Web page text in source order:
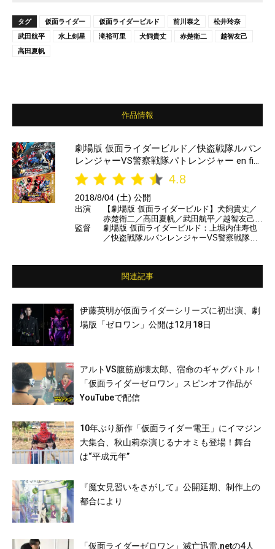
タグ 仮面ライダー 仮面ライダービルド 前川泰之
松井玲奈
武田航平
水上剣星 滝裕可里 犬飼貴丈 赤楚衛二
越智友己
高田夏帆
作品情報
劇場版 仮面ライダービルド／快盗戦隊ルパン
レンジャーVS警察戦隊パトレンジャー en fil
m
4.8
2018/8/04 (土) 公開
出演
【劇場版 仮面ライダービルド】犬飼貴丈／
赤楚衛二／高田夏帆／武田航平／越智友己／
小久保丈二／木山廉彬／藤井隆／松井玲奈
ほか【快盗戦隊ルパンレンジャーVS警察戦
さ ほか
監督
劇場版 仮面ライダービルド：上堀内佳寿也
／快盗戦隊ルパンレンジャーVS警察戦隊パ
関連記事
伊藤英明が仮面ライダーシリーズに初出演、劇
場版「ゼロワン」公開は12月18日
アルトVS腹筋崩壊太郎、宿命のギャグバトル！
「仮面ライダーゼロワン」スピンオフ作品が
YouTubeで配信
10年ぶり新作「仮面ライダー電王」にイマジン
大集合、秋山莉奈演じるナオミも登場！舞台
は“平成元年”
『魔女見習いをさがして』公開延期、制作上の
都合により
「仮面ライダーゼロワン」滅亡迅雷.netの4人